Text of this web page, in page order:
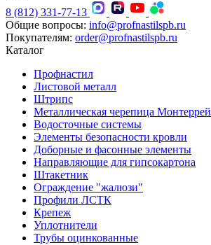
8 (812) 331-77-13
Общие вопросы: info@profnastilspb.ru
Покупателям: order@profnastilspb.ru
Каталог
Профнастил
Листовой металл
Штрипс
Металлическая черепица Монтеррей
Водосточные системы
Элементы безопасности кровли
Доборные и фасонные элементы
Направляющие для гипсокартона
Штакетник
Ограждение "жалюзи"
Профили ЛСТК
Крепеж
Уплотнители
Трубы оцинкованные